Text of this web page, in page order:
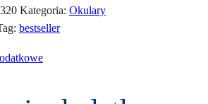
Kategoria: Okulary
bestseller